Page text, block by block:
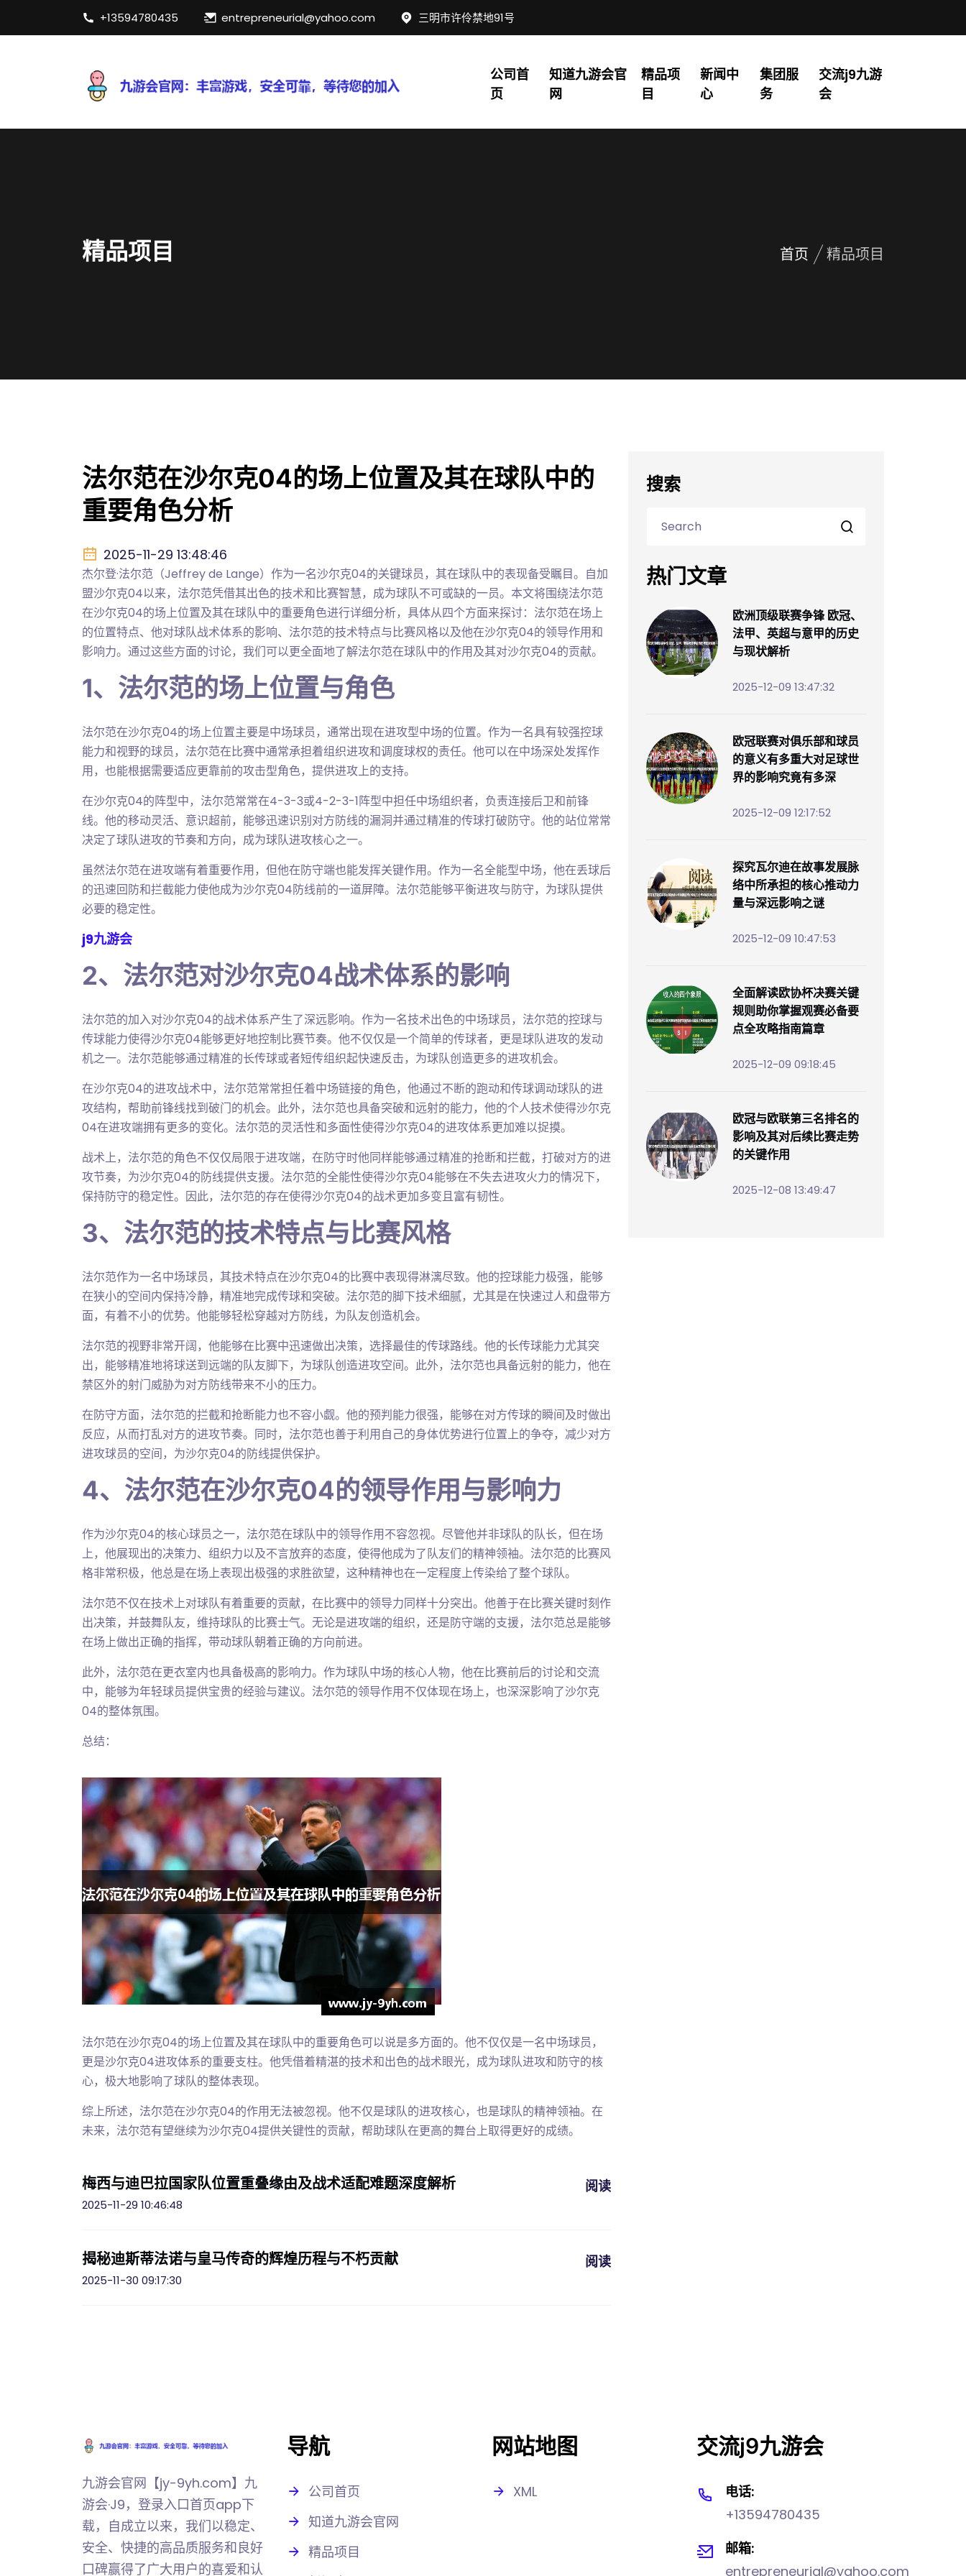
+13594780435 entrepreneurial@yahoo.com 三明市许伶禁地91号
公司首
页
知道九游会官
网
精品项
目
新闻中
心
集团服
务
交流j9九游
会
精品项目 首页 精品项目
法尔范在沙尔克04的场上位置及其在球队中的
重要角色分析
2025-11-29 13:48:46
杰尔登·法尔范（Jeffrey de Lange）作为一名沙尔克04的关键球员，其在球队中的表现备受瞩目。自加
盟沙尔克04以来，法尔范凭借其出色的技术和比赛智慧，成为球队不可或缺的一员。本文将围绕法尔范
在沙尔克04的场上位置及其在球队中的重要角色进行详细分析，具体从四个方面来探讨：法尔范在场上
的位置特点、他对球队战术体系的影响、法尔范的技术特点与比赛风格以及他在沙尔克04的领导作用和
影响力。通过这些方面的讨论，我们可以更全面地了解法尔范在球队中的作用及其对沙尔克04的贡献。
1、法尔范的场上位置与角色
法尔范在沙尔克04的场上位置主要是中场球员，通常出现在进攻型中场的位置。作为一名具有较强控球
能力和视野的球员，法尔范在比赛中通常承担着组织进攻和调度球权的责任。他可以在中场深处发挥作
用，也能根据需要适应更靠前的攻击型角色，提供进攻上的支持。
在沙尔克04的阵型中，法尔范常常在4-3-3或4-2-3-1阵型中担任中场组织者，负责连接后卫和前锋
线。他的移动灵活、意识超前，能够迅速识别对方防线的漏洞并通过精准的传球打破防守。他的站位常常
决定了球队进攻的节奏和方向，成为球队进攻核心之一。
虽然法尔范在进攻端有着重要作用，但他在防守端也能发挥关键作用。作为一名全能型中场，他在丢球后
的迅速回防和拦截能力使他成为沙尔克04防线前的一道屏障。法尔范能够平衡进攻与防守，为球队提供
必要的稳定性。
j9九游会
2、法尔范对沙尔克04战术体系的影响
法尔范的加入对沙尔克04的战术体系产生了深远影响。作为一名技术出色的中场球员，法尔范的控球与
传球能力使得沙尔克04能够更好地控制比赛节奏。他不仅仅是一个简单的传球者，更是球队进攻的发动
机之一。法尔范能够通过精准的长传球或者短传组织起快速反击，为球队创造更多的进攻机会。
在沙尔克04的进攻战术中，法尔范常常担任着中场链接的角色，他通过不断的跑动和传球调动球队的进
攻结构，帮助前锋线找到破门的机会。此外，法尔范也具备突破和远射的能力，他的个人技术使得沙尔克
04在进攻端拥有更多的变化。法尔范的灵活性和多面性使得沙尔克04的进攻体系更加难以捉摸。
战术上，法尔范的角色不仅仅局限于进攻端，在防守时他同样能够通过精准的抢断和拦截，打破对方的进
攻节奏，为沙尔克04的防线提供支援。法尔范的全能性使得沙尔克04能够在不失去进攻火力的情况下，
保持防守的稳定性。因此，法尔范的存在使得沙尔克04的战术更加多变且富有韧性。
3、法尔范的技术特点与比赛风格
法尔范作为一名中场球员，其技术特点在沙尔克04的比赛中表现得淋漓尽致。他的控球能力极强，能够
在狭小的空间内保持冷静，精准地完成传球和突破。法尔范的脚下技术细腻，尤其是在快速过人和盘带方
面，有着不小的优势。他能够轻松穿越对方防线，为队友创造机会。
法尔范的视野非常开阔，他能够在比赛中迅速做出决策，选择最佳的传球路线。他的长传球能力尤其突
出，能够精准地将球送到远端的队友脚下，为球队创造进攻空间。此外，法尔范也具备远射的能力，他在
禁区外的射门威胁为对方防线带来不小的压力。
在防守方面，法尔范的拦截和抢断能力也不容小觑。他的预判能力很强，能够在对方传球的瞬间及时做出
反应，从而打乱对方的进攻节奏。同时，法尔范也善于利用自己的身体优势进行位置上的争夺，减少对方
进攻球员的空间，为沙尔克04的防线提供保护。
4、法尔范在沙尔克04的领导作用与影响力
作为沙尔克04的核心球员之一，法尔范在球队中的领导作用不容忽视。尽管他并非球队的队长，但在场
上，他展现出的决策力、组织力以及不言放弃的态度，使得他成为了队友们的精神领袖。法尔范的比赛风
格非常积极，他总是在场上表现出极强的求胜欲望，这种精神也在一定程度上传染给了整个球队。
法尔范不仅在技术上对球队有着重要的贡献，在比赛中的领导力同样十分突出。他善于在比赛关键时刻作
出决策，并鼓舞队友，维持球队的比赛士气。无论是进攻端的组织，还是防守端的支援，法尔范总是能够
在场上做出正确的指挥，带动球队朝着正确的方向前进。
此外，法尔范在更衣室内也具备极高的影响力。作为球队中场的核心人物，他在比赛前后的讨论和交流
中，能够为年轻球员提供宝贵的经验与建议。法尔范的领导作用不仅体现在场上，也深深影响了沙尔克
04的整体氛围。
总结：
法尔范在沙尔克04的场上位置及其在球队中的重要角色可以说是多方面的。他不仅仅是一名中场球员，
更是沙尔克04进攻体系的重要支柱。他凭借着精湛的技术和出色的战术眼光，成为球队进攻和防守的核
心，极大地影响了球队的整体表现。
综上所述，法尔范在沙尔克04的作用无法被忽视。他不仅是球队的进攻核心，也是球队的精神领袖。在
未来，法尔范有望继续为沙尔克04提供关键性的贡献，帮助球队在更高的舞台上取得更好的成绩。
梅西与迪巴拉国家队位置重叠缘由及战术适配难题深度解析
2025-11-29 10:46:48
阅读
揭秘迪斯蒂法诺与皇马传奇的辉煌历程与不朽贡献
2025-11-30 09:17:30
阅读
搜索
热门文章
欧洲顶级联赛争锋 欧冠、
法甲、英超与意甲的历史
与现状解析
2025-12-09 13:47:32
欧冠联赛对俱乐部和球员
的意义有多重大对足球世
界的影响究竟有多深
2025-12-09 12:17:52
探究瓦尔迪在故事发展脉
络中所承担的核心推动力
量与深远影响之谜
2025-12-09 10:47:53
全面解读欧协杯决赛关键
规则助你掌握观赛必备要
点全攻略指南篇章
2025-12-09 09:18:45
欧冠与欧联第三名排名的
影响及其对后续比赛走势
的关键作用
2025-12-08 13:49:47
九游会官网【jy-9yh.com】九
游会·J9，登录入口首页app下
载，自成立以来，我们以稳定、
安全、快捷的高品质服务和良好
口碑赢得了广大用户的喜爱和认
导航
公司首页
知道九游会官网
精品项目
网站地图
XML
交流j9九游会
电话:
+13594780435
邮箱:
entrepreneurial@yahoo.com